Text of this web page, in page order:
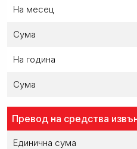
На месец
Сума
На година
Сума
Превод на средства
Единична сума